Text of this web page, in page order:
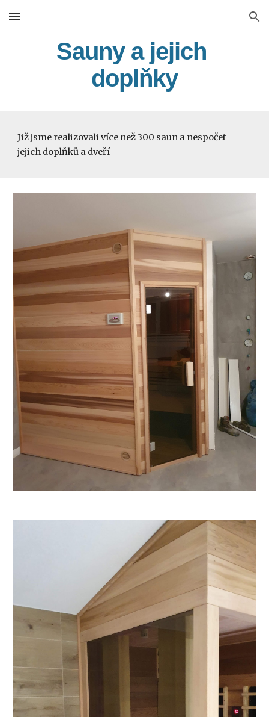
Skip to main content Skip to navigation
Sauny a jejich
doplňky
Již jsme realizovali více než 300 saun a nespočet
jejich doplňků a dveří